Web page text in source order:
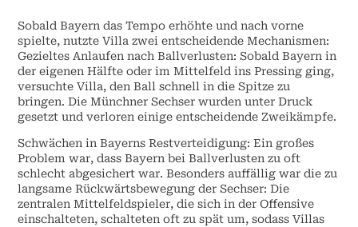
Sobald Bayern das Tempo erhöhte und nach vorne
spielte, nutzte Villa zwei entscheidende Mechanismen:
Gezieltes Anlaufen nach Ballverlusten: Sobald Bayern in
der eigenen Hälfte oder im Mittelfeld ins Pressing ging,
versuchte Villa, den Ball schnell in die Spitze zu
bringen. Die Münchner Sechser wurden unter Druck
gesetzt und verloren einige entscheidende Zweikämpfe.
Schwächen in Bayerns Restverteidigung: Ein großes
Problem war, dass Bayern bei Ballverlusten zu oft
schlecht abgesichert war. Besonders auffällig war die zu
langsame Rückwärtsbewegung der Sechser: Die
zentralen Mittelfeldspieler, die sich in der Offensive
einschalteten, schalteten oft zu spät um, sodass Villas